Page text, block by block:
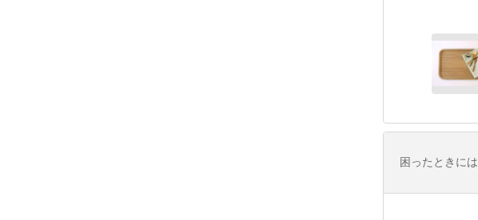
困ったときには